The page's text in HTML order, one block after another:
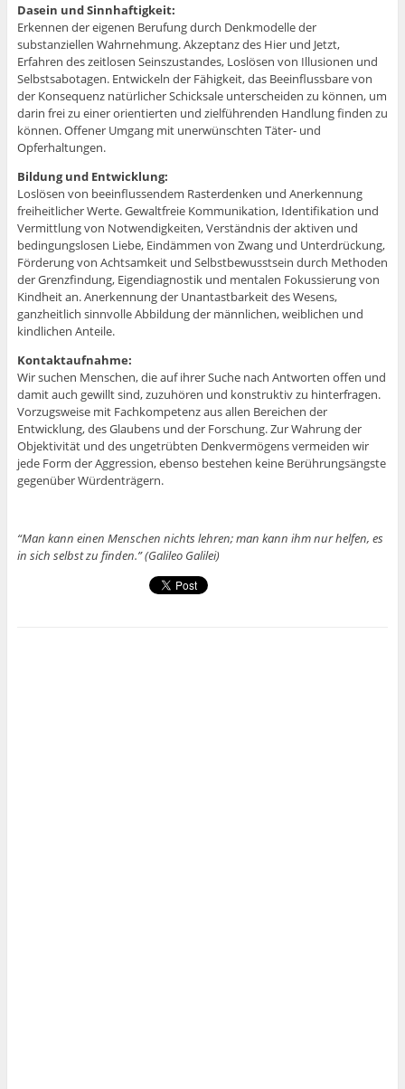
Dasein und Sinnhaftigkeit:
Erkennen der eigenen Berufung durch Denkmodelle der
substanziellen Wahrnehmung. Akzeptanz des Hier und Jetzt,
Erfahren des zeitlosen Seinszustandes, Loslösen von Illusionen und
Selbstsabotagen. Entwickeln der Fähigkeit, das Beeinflussbare von
der Konsequenz natürlicher Schicksale unterscheiden zu können, um
darin frei zu einer orientierten und zielführenden Handlung finden zu
können. Offener Umgang mit unerwünschten Täter- und
Opferhaltungen.
Bildung und Entwicklung:
Loslösen von beeinflussendem Rasterdenken und Anerkennung
freiheitlicher Werte. Gewaltfreie Kommunikation, Identifikation und
Vermittlung von Notwendigkeiten, Verständnis der aktiven und
bedingungslosen Liebe, Eindämmen von Zwang und Unterdrückung,
Förderung von Achtsamkeit und Selbstbewusstsein durch Methoden
der Grenzfindung, Eigendiagnostik und mentalen Fokussierung von
Kindheit an. Anerkennung der Unantastbarkeit des Wesens,
ganzheitlich sinnvolle Abbildung der männlichen, weiblichen und
kindlichen Anteile.
Kontaktaufnahme:
Wir suchen Menschen, die auf ihrer Suche nach Antworten offen und
damit auch gewillt sind, zuzuhören und konstruktiv zu hinterfragen.
Vorzugsweise mit Fachkompetenz aus allen Bereichen der
Entwicklung, des Glaubens und der Forschung. Zur Wahrung der
Objektivität und des ungetrübten Denkvermögens vermeiden wir
jede Form der Aggression, ebenso bestehen keine Berührungsängste
gegenüber Würdenträgern.
“Man kann einen Menschen nichts lehren; man kann ihm nur helfen, es
in sich selbst zu finden.” (Galileo Galilei)